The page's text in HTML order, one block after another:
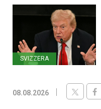
SVIZZERA
08.08.2026